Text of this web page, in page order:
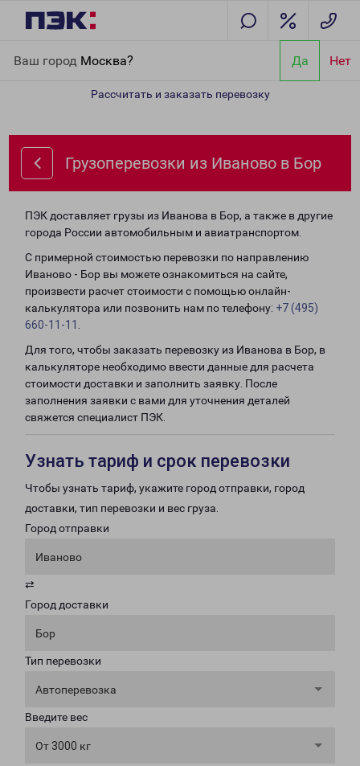
Ваш город Москва? Да Нет
Рассчитать и заказать перевозку
Грузоперевозки из Иваново в Бор
ПЭК доставляет грузы из Иванова в Бор, а также в другие
города России автомобильным и авиатранспортом.
С примерной стоимостью перевозки по направлению
Иваново - Бор вы можете ознакомиться на сайте,
произвести расчет стоимости с помощью онлайн-
калькулятора или позвонить нам по телефону: +7 (495)
660-11-11
Для того, чтобы заказать перевозку из Иванова в Бор, в
калькуляторе необходимо ввести данные для расчета
стоимости доставки и заполнить заявку. После
заполнения заявки с вами для уточнения деталей
свяжется специалист ПЭК.
Узнать тариф и срок перевозки
Чтобы узнать тариф, укажите город отправки, город
доставки, тип перевозки и вес груза.
Город отправки
Иваново
⇄
Город доставки
Бор
Тип перевозки
Автоперевозка
Введите вес
От 3000 кг